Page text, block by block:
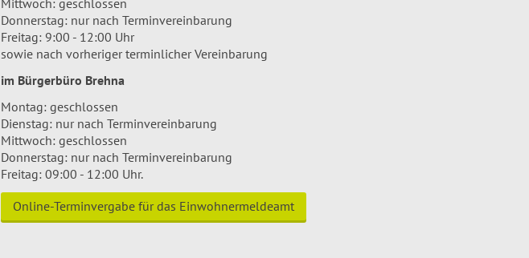
Mittwoch: geschlossen
Donnerstag: nur nach Terminvereinbarung
Freitag: 9:00 - 12:00 Uhr
sowie nach vorheriger terminlicher Vereinbarung
im Bürgerbüro Brehna
Montag: geschlossen
Dienstag: nur nach Terminvereinbarung
Mittwoch: geschlossen
Donnerstag: nur nach Terminvereinbarung
Freitag: 09:00 - 12:00 Uhr.
Online-Terminvergabe für das Einwohnermeldeamt